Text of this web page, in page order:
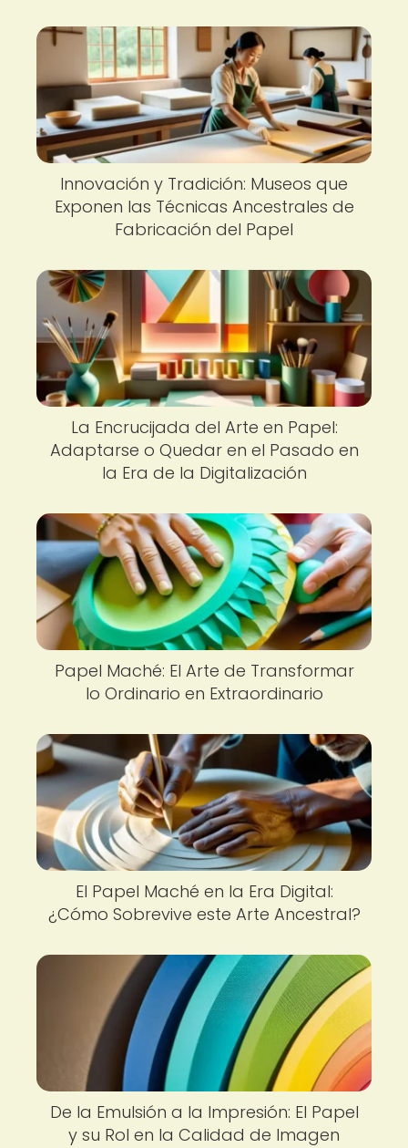
Innovación y Tradición: Museos que
Exponen las Técnicas Ancestrales de
Fabricación del Papel
La Encrucijada del Arte en Papel:
Adaptarse o Quedar en el Pasado en
la Era de la Digitalización
Papel Maché: El Arte de Transformar
lo Ordinario en Extraordinario
El Papel Maché en la Era Digital:
¿Cómo Sobrevive este Arte Ancestral?
De la Emulsión a la Impresión: El Papel
y su Rol en la Calidad de Imagen